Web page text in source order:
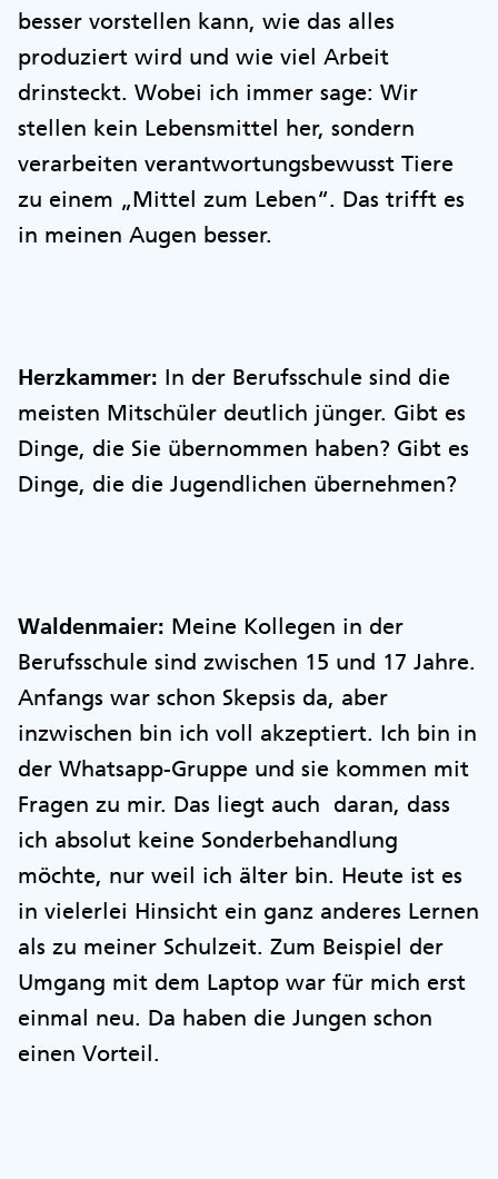
besser vorstellen kann, wie das alles
produziert wird und wie viel Arbeit
drinsteckt. Wobei ich immer sage: Wir
stellen kein Lebensmittel her, sondern
verarbeiten verantwortungsbewusst Tiere
zu einem „Mittel zum Leben“. Das trifft es
in meinen Augen besser.
Herzkammer: In der Berufsschule sind die
meisten Mitschüler deutlich jünger. Gibt es
Dinge, die Sie übernommen haben? Gibt es
Dinge, die die Jugendlichen übernehmen?
Waldenmaier: Meine Kollegen in der
Berufsschule sind zwischen 15 und 17 Jahre.
Anfangs war schon Skepsis da, aber
inzwischen bin ich voll akzeptiert. Ich bin in
der Whatsapp-Gruppe und sie kommen mit
Fragen zu mir. Das liegt auch daran, dass
ich absolut keine Sonderbehandlung
möchte, nur weil ich älter bin. Heute ist es
in vielerlei Hinsicht ein ganz anderes Lernen
als zu meiner Schulzeit. Zum Beispiel der
Umgang mit dem Laptop war für mich erst
einmal neu. Da haben die Jungen schon
einen Vorteil.